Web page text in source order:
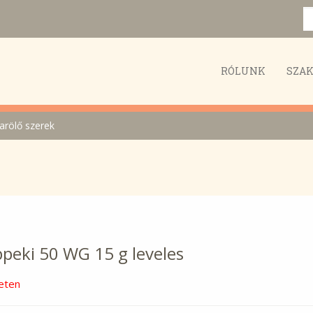
RÓLUNK
szerek
50 WG 15 g leveles